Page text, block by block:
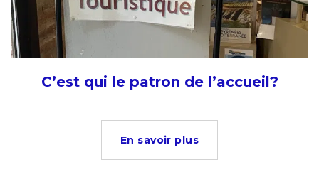
C’est qui le patron de l’accueil?
En savoir plus